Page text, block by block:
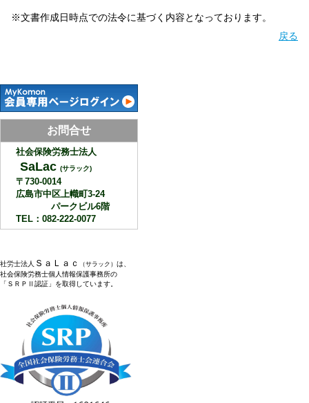
※文書作成日時点での法令に基づく内容となっております。
戻る
お問合せ
社会保険労務士法人
SaLac (サラック)
〒730-0014
広島市中区上幟町3-24
パークビル6階
TEL：082-222-0077
社労士法人 ＳａＬａｃ （サラック） は、
社会保険労務士個人情報保護事務所の
「ＳＲＰⅡ認証」を取得しています。